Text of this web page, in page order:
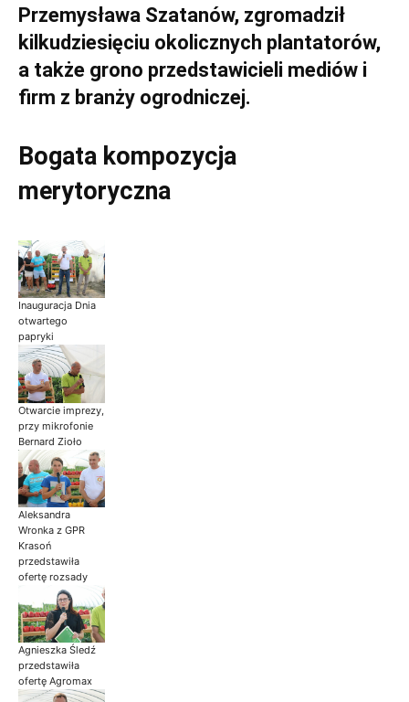
Przemysława Szatanów, zgromadził
kilkudziesięciu okolicznych plantatorów,
a także grono przedstawicieli mediów i
firm z branży ogrodniczej.
Bogata kompozycja
merytoryczna
Inauguracja Dnia
otwartego
papryki
Otwarcie imprezy,
przy mikrofonie
Bernard Zioło
Aleksandra
Wronka z GPR
Krasoń
przedstawiła
ofertę rozsady
Agnieszka Śledź
przedstawiła
ofertę Agromax